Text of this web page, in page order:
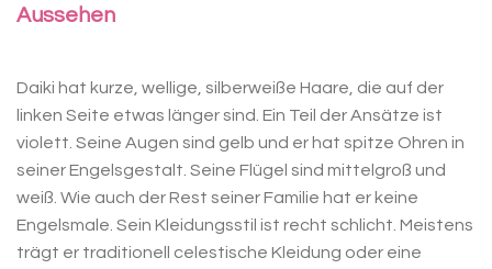
Aussehen
Daiki hat kurze, wellige, silberweiße Haare, die auf der
linken Seite etwas länger sind. Ein Teil der Ansätze ist
violett. Seine Augen sind gelb und er hat spitze Ohren in
seiner Engelsgestalt. Seine Flügel sind mittelgroß und
weiß. Wie auch der Rest seiner Familie hat er keine
Engelsmale. Sein Kleidungsstil ist recht schlicht. Meistens
trägt er traditionell celestische Kleidung oder eine